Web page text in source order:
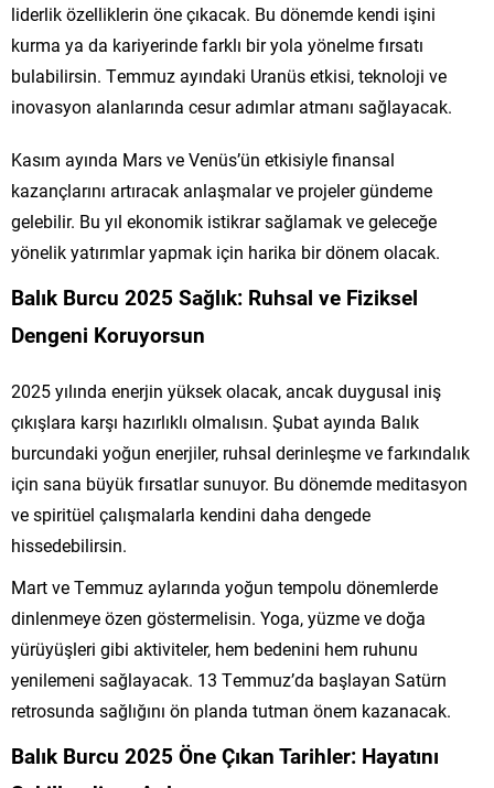
liderlik özelliklerin öne çıkacak. Bu dönemde kendi işini
kurma ya da kariyerinde farklı bir yola yönelme fırsatı
bulabilirsin. Temmuz ayındaki Uranüs etkisi, teknoloji ve
inovasyon alanlarında cesur adımlar atmanı sağlayacak.
Kasım ayında Mars ve Venüs’ün etkisiyle finansal
kazançlarını artıracak anlaşmalar ve projeler gündeme
gelebilir. Bu yıl ekonomik istikrar sağlamak ve geleceğe
yönelik yatırımlar yapmak için harika bir dönem olacak.
Balık Burcu 2025 Sağlık: Ruhsal ve Fiziksel
Dengeni Koruyorsun
2025 yılında enerjin yüksek olacak, ancak duygusal iniş
çıkışlara karşı hazırlıklı olmalısın. Şubat ayında Balık
burcundaki yoğun enerjiler, ruhsal derinleşme ve farkındalık
için sana büyük fırsatlar sunuyor. Bu dönemde meditasyon
ve spiritüel çalışmalarla kendini daha dengede
hissedebilirsin.
Mart ve Temmuz aylarında yoğun tempolu dönemlerde
dinlenmeye özen göstermelisin. Yoga, yüzme ve doğa
yürüyüşleri gibi aktiviteler, hem bedenini hem ruhunu
yenilemeni sağlayacak. 13 Temmuz’da başlayan Satürn
retrosunda sağlığını ön planda tutman önem kazanacak.
Balık Burcu 2025 Öne Çıkan Tarihler: Hayatını